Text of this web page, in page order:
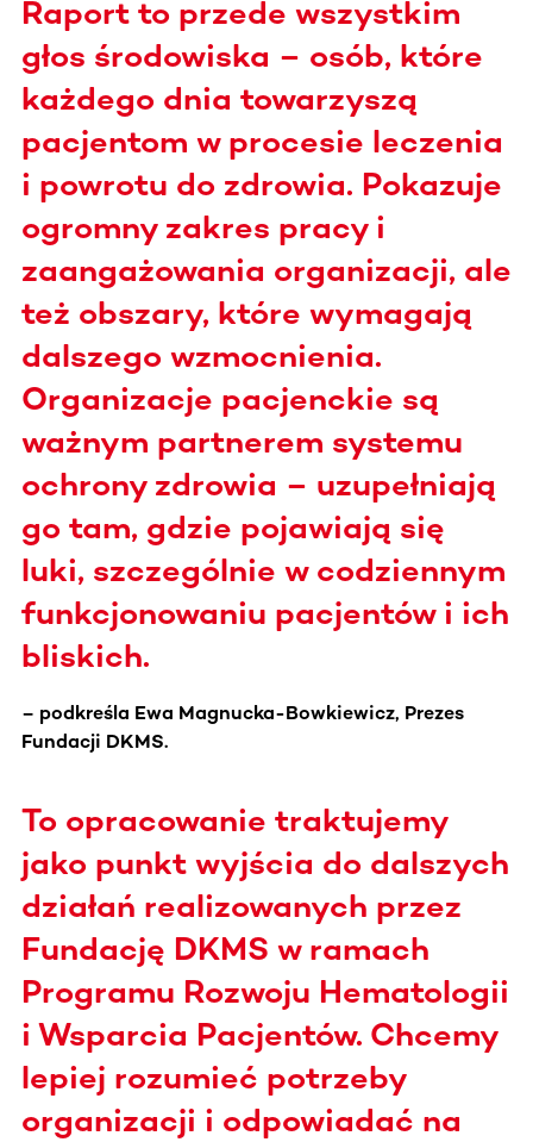
Raport to przede wszystkim
głos środowiska – osób, które
każdego dnia towarzyszą
pacjentom w procesie leczenia
i powrotu do zdrowia. Pokazuje
ogromny zakres pracy i
zaangażowania organizacji, ale
też obszary, które wymagają
dalszego wzmocnienia.
Organizacje pacjenckie są
ważnym partnerem systemu
ochrony zdrowia – uzupełniają
go tam, gdzie pojawiają się
luki, szczególnie w codziennym
funkcjonowaniu pacjentów i ich
bliskich.
– podkreśla Ewa Magnucka-Bowkiewicz, Prezes
Fundacji DKMS.
To opracowanie traktujemy
jako punkt wyjścia do dalszych
działań realizowanych przez
Fundację DKMS w ramach
Programu Rozwoju Hematologii
i Wsparcia Pacjentów. Chcemy
lepiej rozumieć potrzeby
organizacji i odpowiadać na